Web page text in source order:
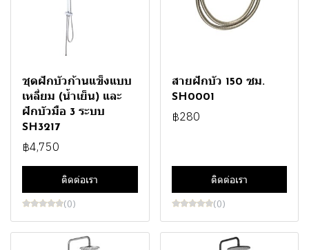
ชุดฝักบัวก้านแข็งแบบ
เหลี่ยม (น้ำเย็น) และ
ฝักบัวมือ 3 ระบบ
SH3217
฿4,750
ติดต่อเรา
(0)
สายฝักบัว 150 ซม.
SH0001
฿280
ติดต่อเรา
(0)